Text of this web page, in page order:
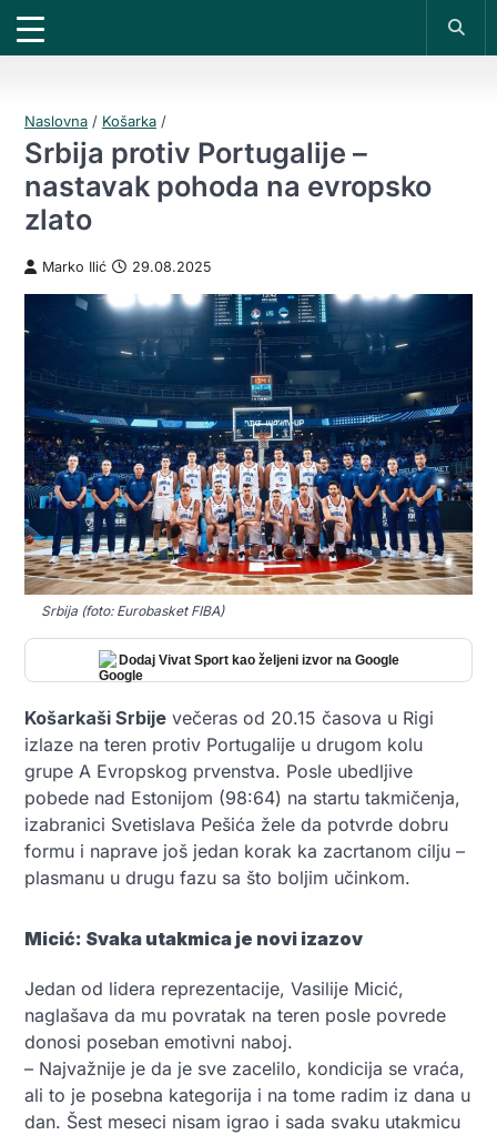
Naslovna / Košarka /
Srbija protiv Portugalije –
nastavak pohoda na evropsko
zlato
Marko Ilić 29.08.2025
Srbija (foto: Eurobasket FIBA)
Dodaj Vivat Sport kao željeni izvor na Google
Košarkaši Srbije večeras od 20.15 časova u Rigi
izlaze na teren protiv Portugalije u drugom kolu
grupe A Evropskog prvenstva. Posle ubedljive
pobede nad Estonijom (98:64) na startu takmičenja,
izabranici Svetislava Pešića žele da potvrde dobru
formu i naprave još jedan korak ka zacrtanom cilju –
plasmanu u drugu fazu sa što boljim učinkom.
Micić: Svaka utakmica je novi izazov
Jedan od lidera reprezentacije, Vasilije Micić,
naglašava da mu povratak na teren posle povrede
donosi poseban emotivni naboj.
– Najvažnije je da je sve zacelilo, kondicija se vraća,
ali to je posebna kategorija i na tome radim iz dana u
dan. Šest meseci nisam igrao i sada svaku utakmicu